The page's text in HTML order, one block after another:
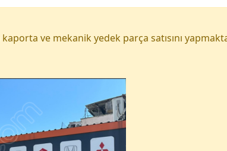
ve mekanik yedek parça satısını